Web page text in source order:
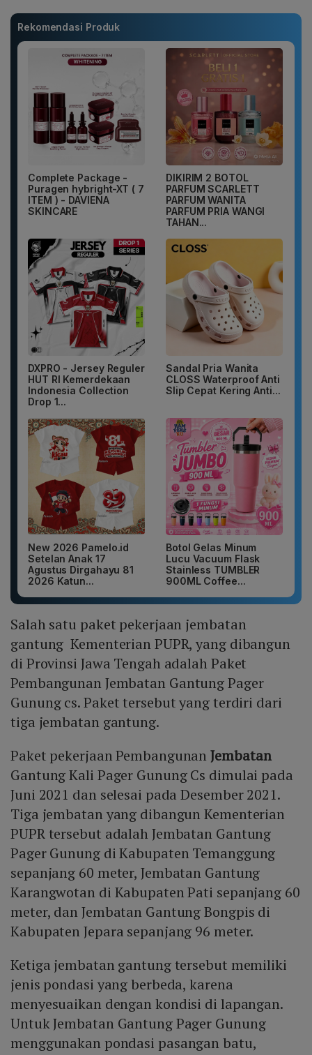
Rekomendasi Produk
Complete Package -
Puragen hybright-XT ( 7
ITEM ) - DAVIENA
SKINCARE
DIKIRIM 2 BOTOL
PARFUM SCARLETT
PARFUM WANITA
PARFUM PRIA WANGI
TAHAN...
DXPRO - Jersey Reguler
HUT RI Kemerdekaan
Indonesia Collection
Drop 1...
Sandal Pria Wanita
CLOSS Waterproof Anti
Slip Cepat Kering Anti...
New 2026 Pamelo.id
Setelan Anak 17
Agustus Dirgahayu 81
2026 Katun...
Botol Gelas Minum
Lucu Vacuum Flask
Stainless TUMBLER
900ML Coffee...
Salah satu paket pekerjaan jembatan
gantung Kementerian PUPR, yang dibangun
di Provinsi Jawa Tengah adalah Paket
Pembangunan Jembatan Gantung Pager
Gunung cs. Paket tersebut yang terdiri dari
tiga jembatan gantung.
Paket pekerjaan PembangunanJembatan
Gantung Kali Pager Gunung Cs dimulai pada
Juni 2021 dan selesai pada Desember 2021.
Tiga jembatan yang dibangun Kementerian
PUPR tersebut adalah Jembatan Gantung
Pager Gunung di Kabupaten Temanggung
sepanjang 60 meter, Jembatan Gantung
Karangwotan di Kabupaten Pati sepanjang 60
meter, dan Jembatan Gantung Bongpis di
Kabupaten Jepara sepanjang 96 meter.
Ketiga jembatan gantung tersebut memiliki
jenis pondasi yang berbeda, karena
menyesuaikan dengan kondisi di lapangan.
Untuk Jembatan Gantung Pager Gunung
menggunakan pondasi pasangan batu,